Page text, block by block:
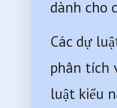
dành cho
Các dự
phân tích
luật kiểu